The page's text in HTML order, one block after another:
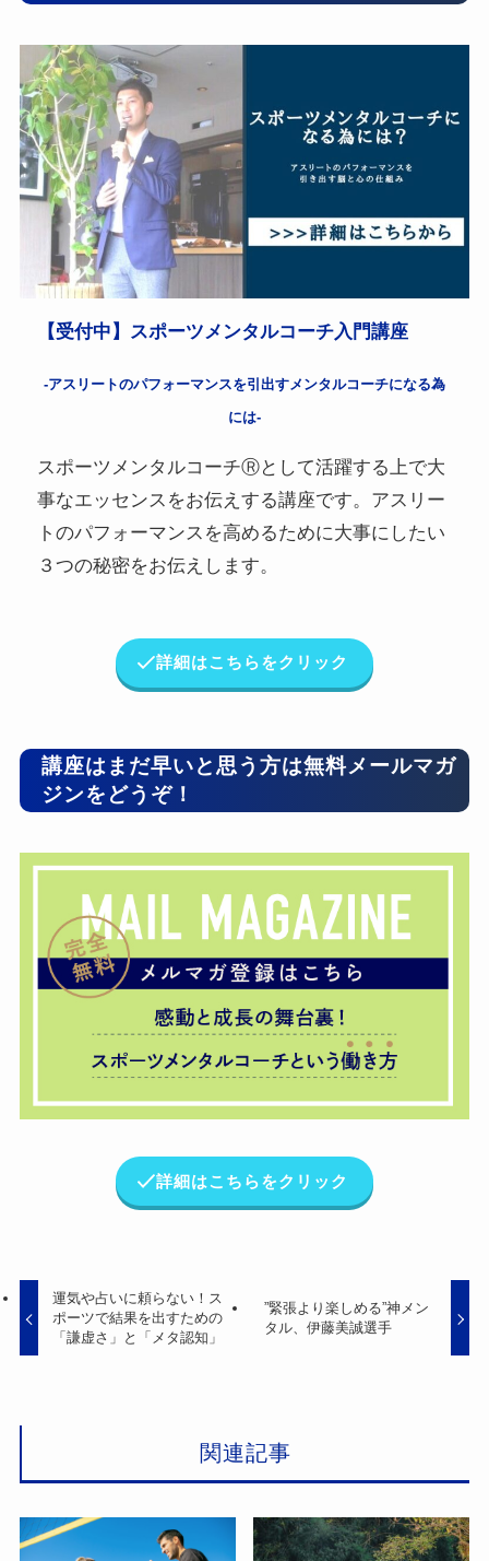
【受付中】スポーツメンタルコーチ入門講座
-アスリートのパフォーマンスを引出すメンタルコーチになる為
には-
スポーツメンタルコーチⓇとして活躍する上で大
事なエッセンスをお伝えする講座です。アスリー
トのパフォーマンスを高めるために大事にしたい
３つの秘密をお伝えします。
詳細はこちらをクリック
講座はまだ早いと思う方は無料メールマガ
ジンをどうぞ！
詳細はこちらをクリック
運気や占いに頼らない！ス
ポーツで結果を出すための
「謙虚さ」と「メタ認知」
”緊張より楽しめる”神メン
タル、伊藤美誠選手
関連記事